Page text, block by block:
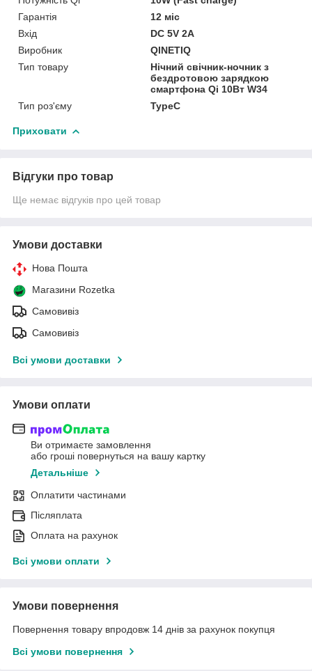
Гарантія
12 міс
Вхід
DC 5V 2A
Виробник
QINETIQ
Тип товару
Нічний свічник-ночник з
бездротовою зарядкою
смартфона Qi 10Вт W34
Тип роз'єму
TypeC
Приховати
Відгуки про товар
Ще немає відгуків про цей товар
Умови доставки
Нова Пошта
Магазини Rozetka
Самовивіз
Самовивіз
Всі умови доставки
Умови оплати
Ви отримаєте замовлення
або гроші повернуться на вашу картку
Детальніше
Оплатити частинами
Післяплата
Оплата на рахунок
Всі умови оплати
Умови повернення
Повернення товару впродовж 14 днів за рахунок покупця
Всі умови повернення